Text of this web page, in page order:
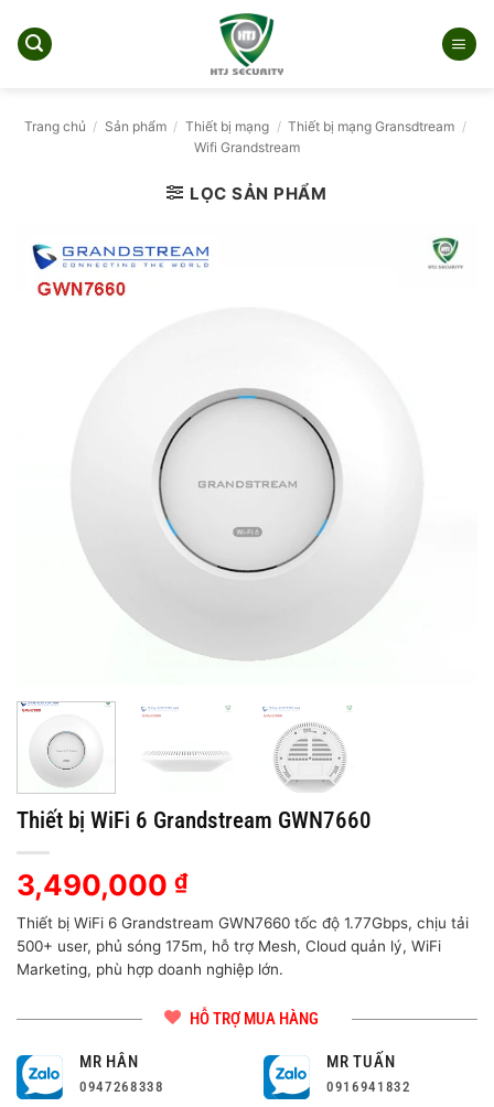
qua
Trang chủ / Sản phẩm / Thiết bị mạng / Thiết bị mạng Gransdtream /
Wifi Grandstream
LỌC SẢN PHẨM
Thiết bị WiFi 6 Grandstream GWN7660
3,490,000 ₫
Thiết bị WiFi 6 Grandstream GWN7660 tốc độ 1.77Gbps, chịu tải
500+ user, phủ sóng 175m, hỗ trợ Mesh, Cloud quản lý, WiFi
Marketing, phù hợp doanh nghiệp lớn.
HỖ TRỢ MUA HÀNG
MR HÂN
0947268338
MR TUẤN
0916941832